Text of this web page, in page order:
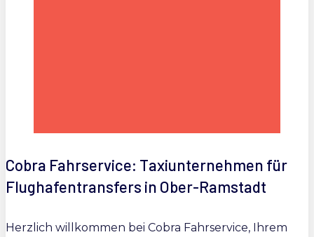
Cobra Fahrservice: Taxiunternehmen für
Flughafentransfers in Ober-Ramstadt
Herzlich willkommen bei Cobra Fahrservice, Ihrem